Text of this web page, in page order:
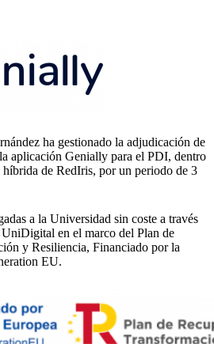
ha gestionado la adjudicación de
aplicación Genially para el PDI, dentro
de RedIris, por un periodo de 3
a la Universidad sin coste a través
en el marco del Plan de
y Resiliencia, Financiado por la
EU.